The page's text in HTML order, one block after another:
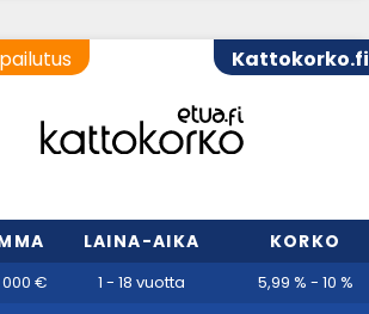
Kattokorko.fi
LAINA-AIKA KORKO
€ 1 - 18 vuotta 5,99 % - 10 %